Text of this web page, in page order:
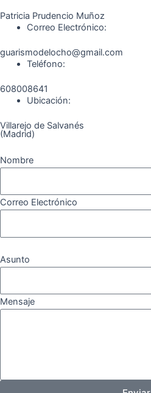
m
Patricia Prudencio Muñoz
Correo Electrónico:
guarismodelocho@gmail.com
Teléfono:
608008641
Ubicación:
Villarejo de Salvanés
(Madrid)
Nombre
Correo Electrónico
Asunto
Mensaje